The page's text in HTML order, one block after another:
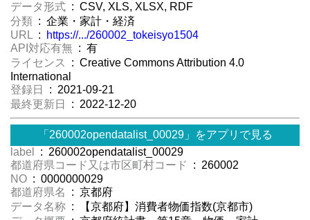
データ形式 : CSV, XLS, XLSX, RDF
分類 : 企業・家計・経済
URL :
https://.../260002_tokeisyo1504
API対応有無 : 有
ライセンス
: Creative Commons Attribution 4.0
International
登録日
: 2021-09-21
最終更新日
: 2022-12-20
「260002opendatalist_00029」をアプリで見る
label
: 260002opendatalist_00029
都道府県コード又は市区町村コード
: 260002
NO : 0000000029
都道府県名
: 京都府
データ名称 : 【京都府】消費者物価指数(京都市)